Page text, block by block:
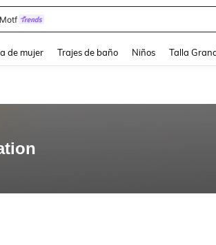
Motf
de mujer Trajes de baño Niños Talla